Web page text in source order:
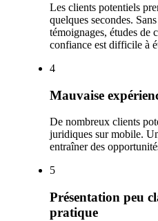
Les clients potentiels
quelques secondes.
témoignages, études de
confiance est difficile à
4
Mauvaise
De nombreux clients
juridiques sur mobile.
entraîner des
5
Présentation peu
pratique